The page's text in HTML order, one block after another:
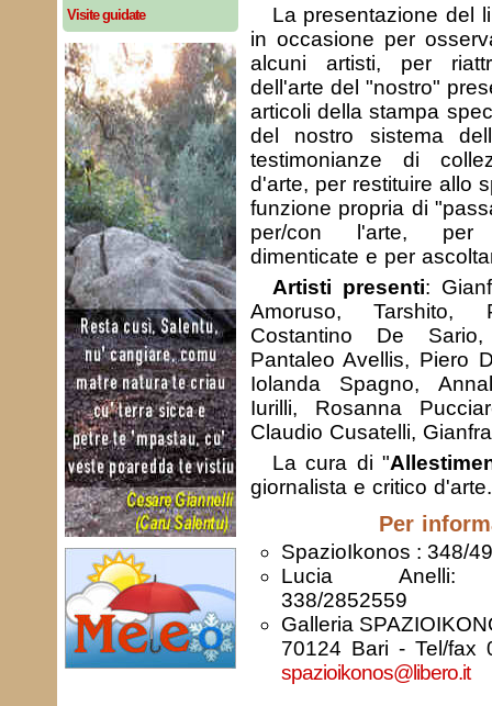
Visite guidate
La presentazione del
in occasione per
alcuni artisti, per
dell'arte del "nostro"
articoli della stampa
del nostro sistema
testimonianze di
d'arte, per restituire allo
funzione propria di
per/con l'arte, per
dimenticate e per
Artisti presenti:
Amoruso, Tarshito,
Costantino De
Pantaleo Avellis, Piero
Iolanda Spagno,
Iurilli, Rosanna
Claudio Cusatelli,
La cura di "
giornalista e critico d'arte.
Per
SpazioIkonos : 348/
Lucia
338/2852559
Galleria
70124 Bari - Tel/fax
spazioikonos@libero.it